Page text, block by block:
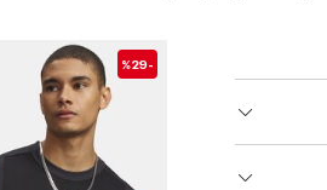
-%29